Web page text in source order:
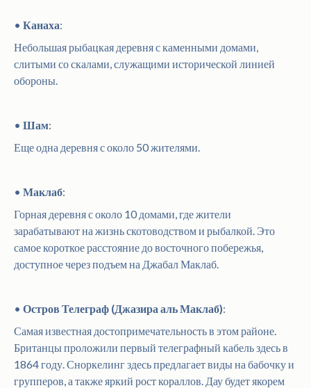
• Канаха:
Небольшая рыбацкая деревня с каменными домами,
слитыми со скалами, служащими исторической линией
обороны.
• Шам:
Еще одна деревня с около 50 жителями.
• Маклаб:
Горная деревня с около 10 домами, где жители
зарабатывают на жизнь скотоводством и рыбалкой. Это
самое короткое расстояние до восточного побережья,
доступное через подъем на Джабал Маклаб.
• Остров Телеграф (Джазира аль Маклаб):
Самая известная достопримечательность в этом районе.
Британцы проложили первый телеграфный кабель здесь в
1864 году. Сноркелинг здесь предлагает виды на бабочку и
групперов, а также яркий рост кораллов. Дау будет якорем